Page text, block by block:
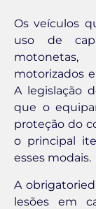
Os veículos
uso de
motorizados
A legislação
que o
proteção do
o principal
esses modais.
A
lesões em